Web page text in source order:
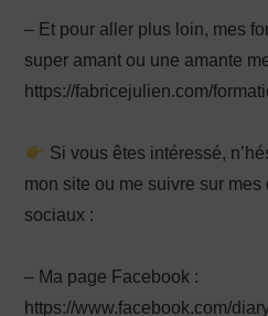
– Et pour aller plus loin, mes
super amant ou une amante
https://fabricejulien.com/
Si vous êtes intéressé,
mon site ou me suivre sur mes
sociaux :
– Ma page Facebook :
https://www.facebook.com/